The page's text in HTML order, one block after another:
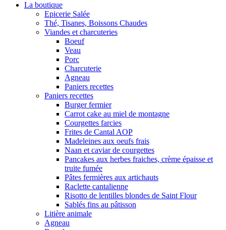
La boutique
Epicerie Salée
Thé, Tisanes, Boissons Chaudes
Viandes et charcuteries
Boeuf
Veau
Porc
Charcuterie
Agneau
Paniers recettes
Paniers recettes
Burger fermier
Carrot cake au miel de montagne
Courgettes farcies
Frites de Cantal AOP
Madeleines aux oeufs frais
Naan et caviar de courgettes
Pancakes aux herbes fraiches, crème épaisse et
truite fumée
Pâtes fermières aux artichauts
Raclette cantalienne
Risotto de lentilles blondes de Saint Flour
Sablés fins au pâtisson
Litière animale
Agneau